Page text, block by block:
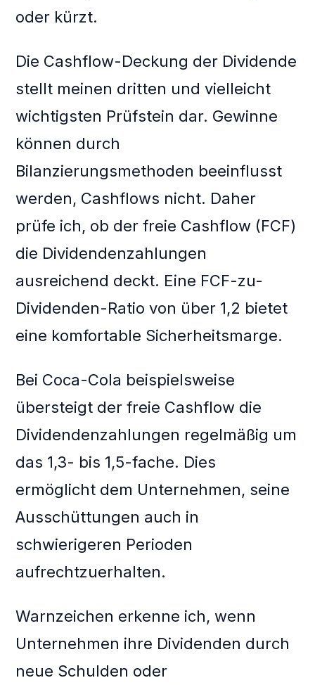
oder kürzt.
Die Cashflow-Deckung der Dividende
stellt meinen dritten und vielleicht
wichtigsten Prüfstein dar. Gewinne
können durch
Bilanzierungsmethoden beeinflusst
werden, Cashflows nicht. Daher
prüfe ich, ob der freie Cashflow (FCF)
die Dividendenzahlungen
ausreichend deckt. Eine FCF-zu-
Dividenden-Ratio von über 1,2 bietet
eine komfortable Sicherheitsmarge.
Bei Coca-Cola beispielsweise
übersteigt der freie Cashflow die
Dividendenzahlungen regelmäßig um
das 1,3- bis 1,5-fache. Dies
ermöglicht dem Unternehmen, seine
Ausschüttungen auch in
schwierigeren Perioden
aufrechtzuerhalten.
Warnzeichen erkenne ich, wenn
Unternehmen ihre Dividenden durch
neue Schulden oder